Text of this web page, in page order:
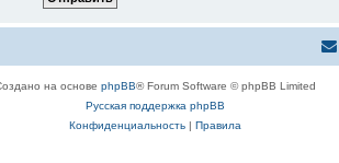
на основе phpBB® Forum Software © phpBB Limited
Русская поддержка phpBB
Конфиденциальность| Правила